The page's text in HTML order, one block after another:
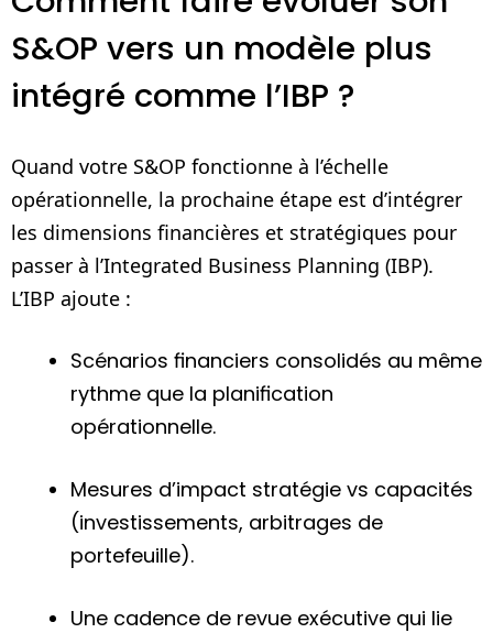
S&OP vers un modèle plus
intégré comme l’IBP ?
Quand votre S&OP fonctionne à l’échelle
opérationnelle, la prochaine étape est d’intégrer
les dimensions financières et stratégiques pour
passer à l’Integrated Business Planning (IBP).
L’IBP ajoute :
Scénarios financiers consolidés au même
rythme que la planification
opérationnelle.
Mesures d’impact stratégie vs capacités
(investissements, arbitrages de
portefeuille).
Une cadence de revue exécutive qui lie